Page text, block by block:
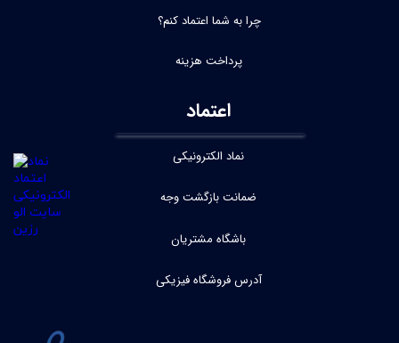
چرا به شما اعتماد کنم؟
پرداخت هزینه
اعتماد
نماد الکترونیکی
ضمانت بازگشت وجه
باشگاه مشتریان
آدرس فروشگاه فیزیکی